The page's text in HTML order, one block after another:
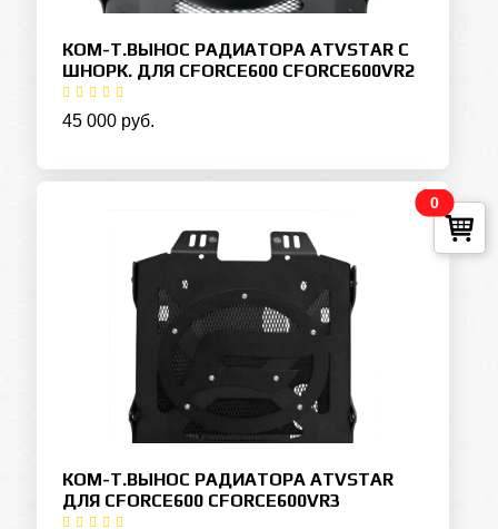
КОМ-Т.ВЫНОС РАДИАТОРА ATVSTAR С
ШНОРК. ДЛЯ CFORCE600 CFORCE600VR2
45 000 руб.
КОМ-Т.ВЫНОС РАДИАТОРА ATVSTAR
ДЛЯ CFORCE600 CFORCE600VR3
0